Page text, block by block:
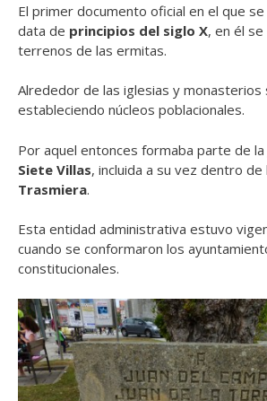
El primer documento oficial en el que
data de principios del siglo X, en él
terrenos de las ermitas.
Alrededor de las iglesias y monasterios
estableciendo núcleos poblacionales.
Por aquel entonces formaba parte de la
Siete Villas, incluida a su vez dentro de
Trasmiera.
Esta entidad administrativa estuvo
cuando se conformaron los
constitucionales.